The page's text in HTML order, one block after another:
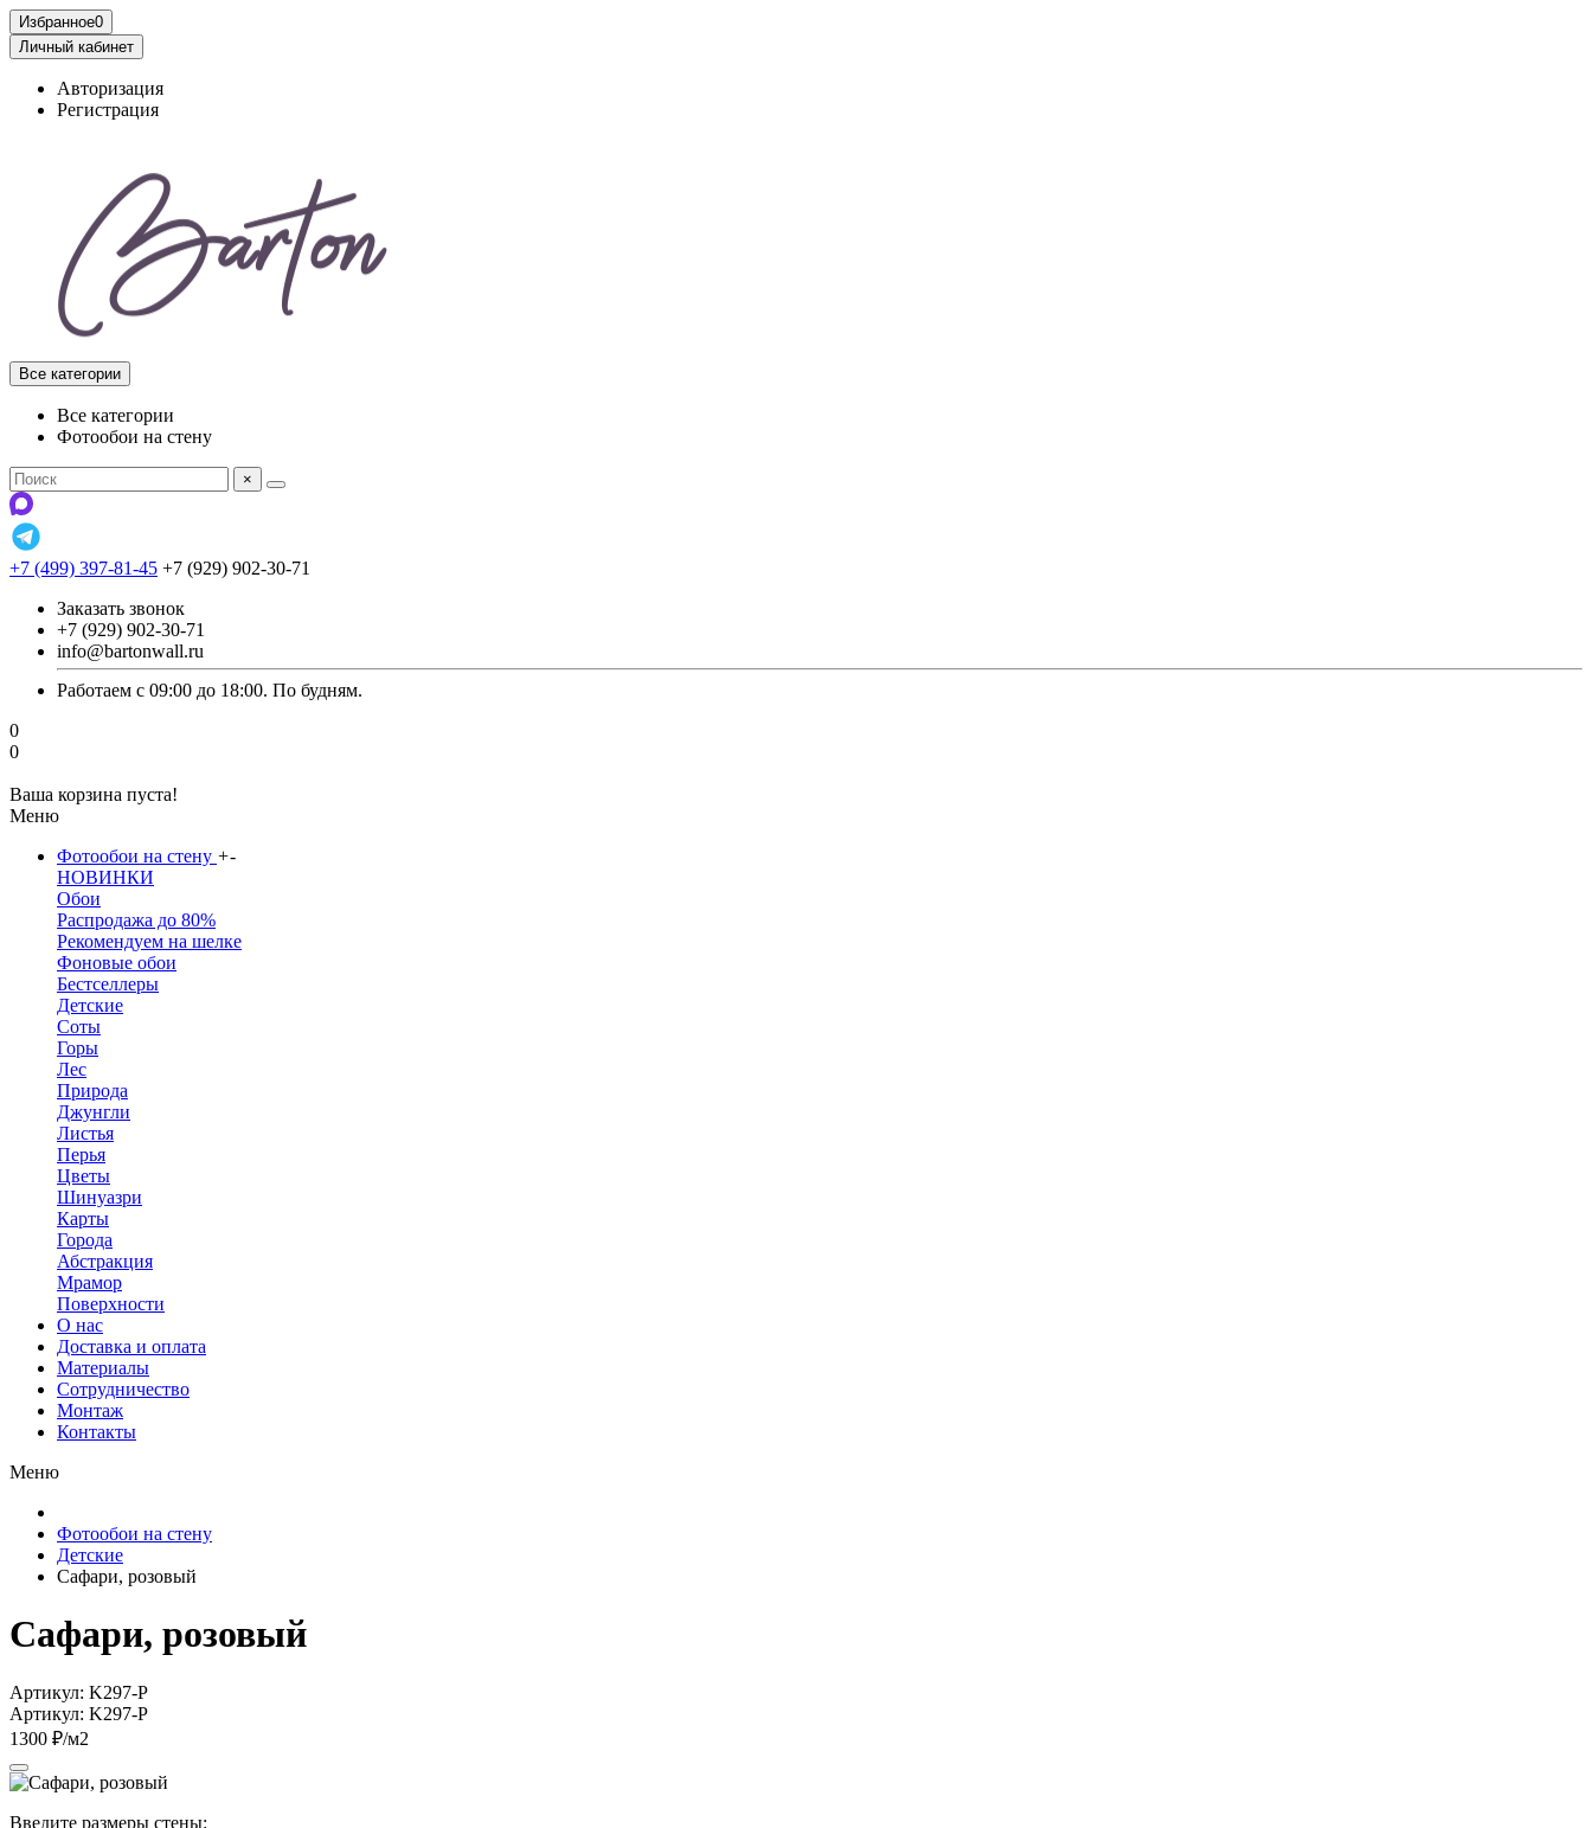
Избранное0
Личный кабинет
Авторизация
Регистрация
Все категории
Все категории
Фотообои на стену
×
+7 (499) 397-81-45 +7 (929) 902-30-71
Заказать звонок
+7 (929) 902-30-71
info@bartonwall.ru
Работаем с 09:00 до 18:00. По будням.
0
0
Ваша корзина пуста!
Меню
Фотообои на стену +-
НОВИНКИ
Обои
Распродажа до 80%
Рекомендуем на шелке
Фоновые обои
Бестселлеры
Детские
Соты
Горы
Лес
Природа
Джунгли
Листья
Перья
Цветы
Шинуазри
Карты
Города
Абстракция
Мрамор
Поверхности
О нас
Доставка и оплата
Материалы
Сотрудничество
Монтаж
Контакты
Меню
Фотообои на стену
Детские
Сафари, розовый
Сафари, розовый
Артикул: K297-P
Артикул: K297-P
1300 ₽/м2
Введите размеры стены: